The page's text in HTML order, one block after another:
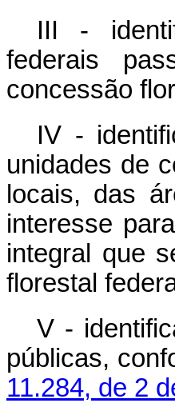
III -
federais
concessão
IV -
unidades de
locais, das
interesse
integral que
florestal
V -
públicas,
11.284, de 2